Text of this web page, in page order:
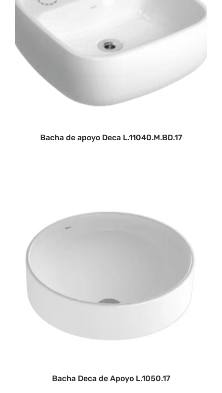
Bacha de apoyo Deca L.11040.M.BD.17
Bacha Deca de Apoyo L.1050.17